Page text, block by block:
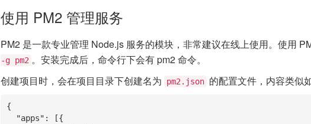
使用 PM2 管理服务
PM2 是一款专业管理 Node.js 服务的模块，非常建议在线上使用。使用
-g pm2 。安装完成后，命令行下会有 pm2 命令。
创建项目时，会在项目目录下创建名为
pm2.json 的配置文件，内容类似
{